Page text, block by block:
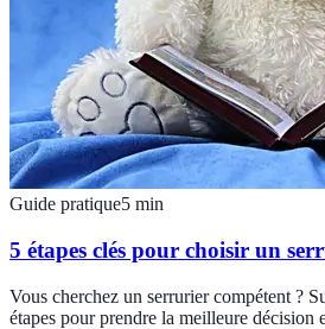
Guide pratique5 min
5 étapes clés pour choisir un
Vous cherchez un serrurier compétent ?
étapes pour prendre la meilleure décision